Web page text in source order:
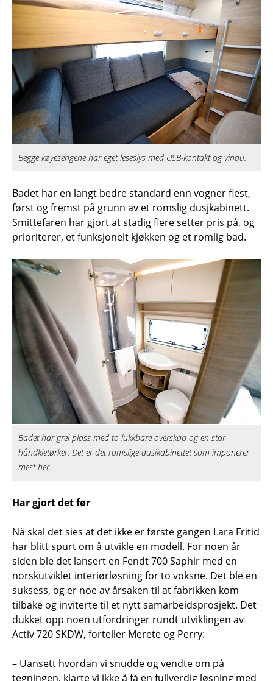
Begge køyesengene har eget leseslys med USB-kontakt og vindu.
Badet har en langt bedre standard enn vogner flest,
først og fremst på grunn av et romslig dusjkabinett.
Smittefaren har gjort at stadig flere setter pris på, og
prioriterer, et funksjonelt kjøkken og et romlig bad.
Badet har grei plass med to lukkbare overskap og en stor
håndkletørker. Det er det romslige dusjkabinettet som imponerer
mest her.
Har gjort det før
Nå skal det sies at det ikke er første gangen Lara Fritid
har blitt spurt om å utvikle en modell. For noen år
siden ble det lansert en Fendt 700 Saphir med en
norskutviklet interiørløsning for to voksne. Det ble en
suksess, og er noe av årsaken til at fabrikken kom
tilbake og inviterte til et nytt samarbeidsprosjekt. Det
dukket opp noen utfordringer rundt utviklingen av
Activ 720 SKDW, forteller Merete og Perry:
– Uansett hvordan vi snudde og vendte om på
tegningen, klarte vi ikke å få en fullverdig løsning med